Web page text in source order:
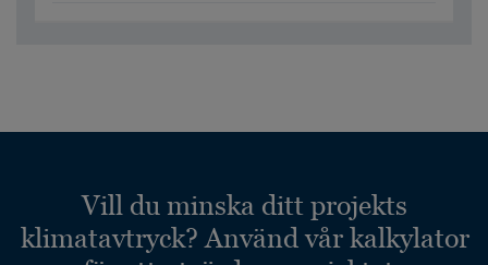
Vill du minska ditt projekts
klimatavtryck? Använd vår kalkylator